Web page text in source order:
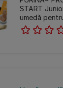
START
umedă